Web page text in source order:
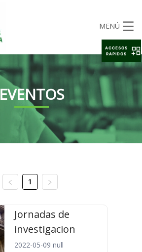
MENÚ
EVENTOS
1
Jornadas de
investigacion
2022-05-09 null
ACCESOS
RAPIDOS